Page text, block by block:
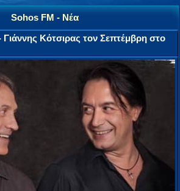
Sohos FM - Νέα
Κότσιρας τον Σεπτέμβρη στο